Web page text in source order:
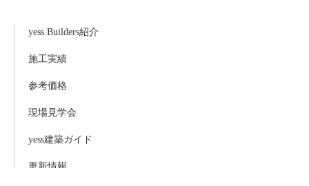
yess Builders紹介
施工実績
参考価格
現場見学会
yess建築ガイド
更新情報